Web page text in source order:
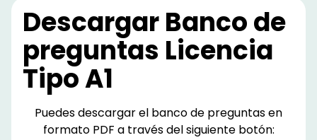
Descargar Banco de
preguntas Licencia
Tipo A1
Puedes descargar el banco de preguntas en
formato PDF a través del siguiente botón: